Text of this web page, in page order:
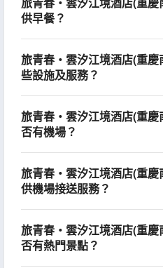
供早餐？
旅青春・雲汐江境酒店(重
些設施及服務？
旅青春・雲汐江境酒店(重
否有機場？
旅青春・雲汐江境酒店(重
供機場接送服務？
旅青春・雲汐江境酒店(重
否有熱門景點？